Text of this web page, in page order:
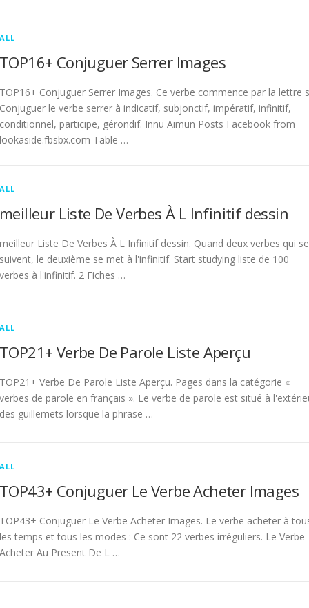
ALL
TOP16+ Conjuguer Serrer Images
TOP16+ Conjuguer Serrer Images. Ce verbe commence par la lettre
Conjuguer le verbe serrer à indicatif, subjonctif, impératif, infinitif,
conditionnel, participe, gérondif. Innu Aimun Posts Facebook from
lookaside.fbsbx.com Table …
ALL
meilleur Liste De Verbes À L Infinitif dessin
meilleur Liste De Verbes À L Infinitif dessin. Quand deux verbes qui se
suivent, le deuxième se met à l'infinitif. Start studying liste de 100
verbes à l'infinitif. 2 Fiches …
ALL
TOP21+ Verbe De Parole Liste Aperçu
TOP21+ Verbe De Parole Liste Aperçu. Pages dans la catégorie «
verbes de parole en français ». Le verbe de parole est situé à
des guillemets lorsque la phrase …
ALL
TOP43+ Conjuguer Le Verbe Acheter Images
TOP43+ Conjuguer Le Verbe Acheter Images. Le verbe acheter à
les temps et tous les modes : Ce sont 22 verbes irréguliers. Le Verbe
Acheter Au Present De L …